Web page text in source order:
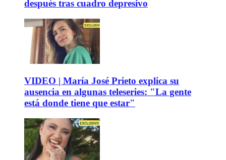
después tras cuadro depresivo
VIDEO | María José Prieto explica su
ausencia en algunas teleseries: "La gente
está donde tiene que estar"